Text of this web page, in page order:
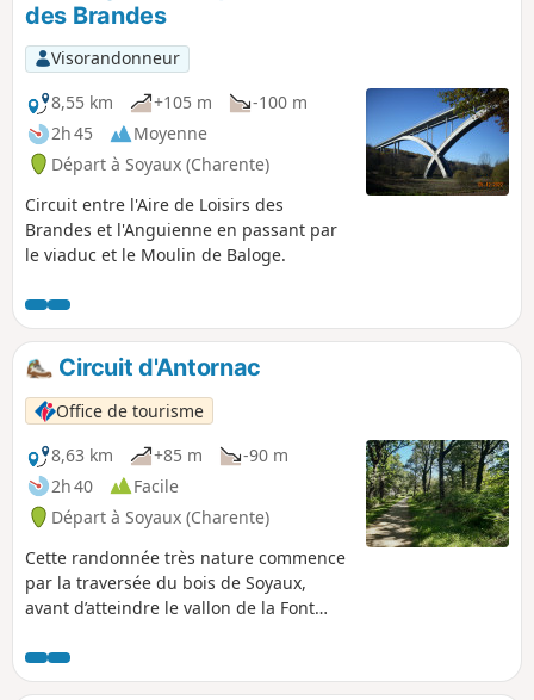
des Brandes
Visorandonneur
8,55 km
+105 m
-100 m
2h 45
Moyenne
Départ à Soyaux (Charente)
Circuit entre l'Aire de Loisirs des
Brandes et l'Anguienne en passant par
le viaduc et le Moulin de Baloge.
Circuit d'Antornac
Office de tourisme
8,63 km
+85 m
-90 m
2h 40
Facile
Départ à Soyaux (Charente)
Cette randonnée très nature commence
par la traversée du bois de Soyaux,
avant d’atteindre le vallon de la Font
d’Entreroches. Après le franchissement
de la porte Saint-Martial à Antornac,